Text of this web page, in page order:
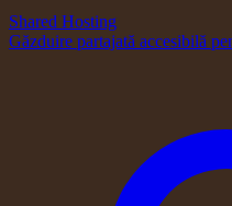
Shared Hosting
Găzduire partajată accesibilă